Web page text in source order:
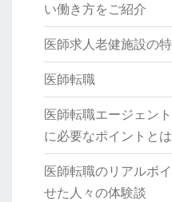
い働き方をご紹介
医師求人老健施設の
医師転職
医師転職エージェン
に必要なポイントとは
医師転職のリアルボ
せた人々の体験談